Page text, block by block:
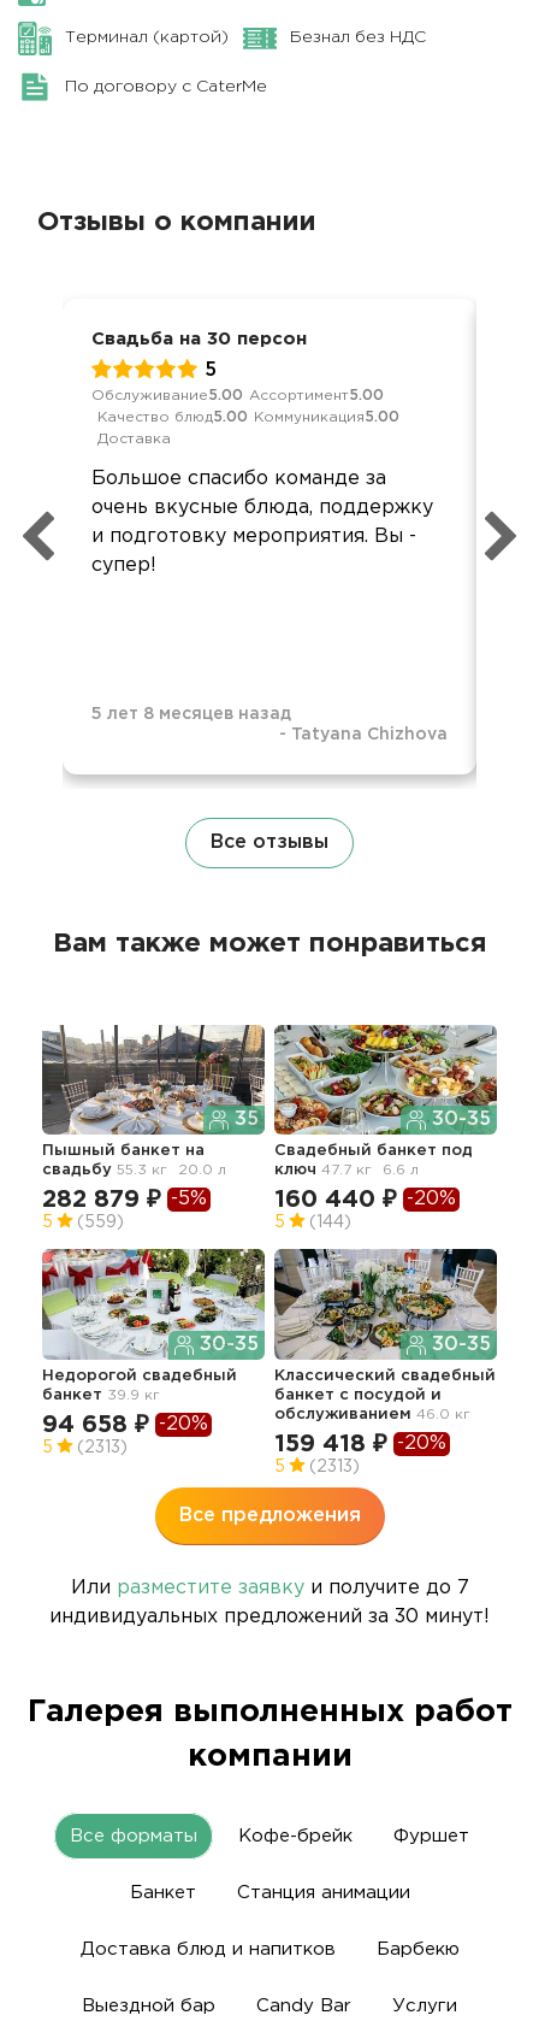
Терминал (картой) Безнал без НДС
По договору с CaterMe
Отзывы о компании
Свадьба на 30 персон
5
Обслуживание5.00 Ассортимент5.00
Качество блюд5.00 Коммуникация5.00
Доставка
Большое спасибо команде за
очень вкусные блюда, поддержку
и подготовку мероприятия. Вы -
супер!
5 лет 8 месяцев назад
- Tatyana Chizhova
в
Все отзывы
Вам также может понравиться
35
Пышный банкет на
свадьбу 55.3 кг 20.0 л
282 879 ₽ -5%
5 (559)
30-35
Свадебный банкет под
ключ 47.7 кг 6.6 л
160 440 ₽ -20%
5 (144)
30-35
Недорогой свадебный
банкет 39.9 кг
94 658 ₽ -20%
5 (2313)
30-35
Классический свадебный
банкет с посудой и
обслуживанием 46.0 кг
159 418 ₽ -20%
5 (2313)
Все предложения
Или разместите заявкуи получите до 7
индивидуальных предложений за 30 минут!
Галерея выполненных работ
компании
Все форматы Кофе-брейк Фуршет
Банкет Станция анимации
Доставка блюд и напитков Барбекю
Выездной бар Candy Bar Услуги